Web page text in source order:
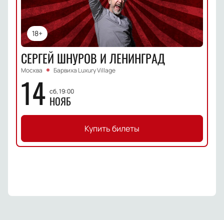
18+
СЕРГЕЙ ШНУРОВ И ЛЕНИНГРАД
Москва Барвиха Luxury Village
14 сб, 19:00
НОЯБ
Купить билеты